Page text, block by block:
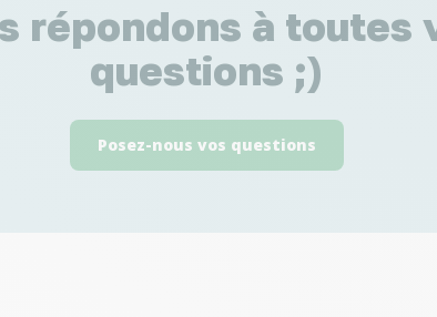
répondons à toutes
questions ;)
Posez-nous vos questions